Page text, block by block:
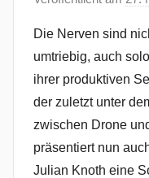
Die Nerven sind
umtriebig, auch
ihrer produktiven
der zuletzt unter
zwischen Drone
präsentiert nun
Julian Knoth eine